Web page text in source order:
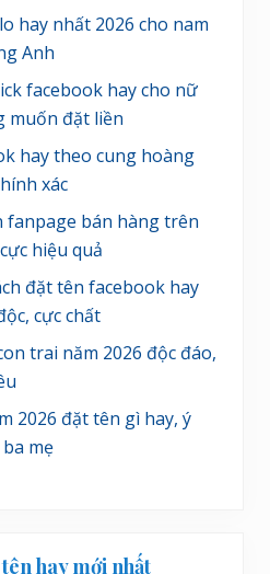
hay nhất 2026 cho nam
Anh
facebook hay cho nữ
muốn đặt liền
hay theo cung hoàng
xác
fanpage bán hàng trên
hiệu quả
đặt tên facebook hay
cực chất
trai năm 2026 độc đáo,
2026 đặt tên gì hay, ý
mẹ
hay mới nhất